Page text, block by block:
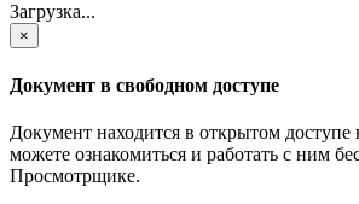
Загрузка...
×
Документ в свободном доступе
Документ находится в открытом
можете ознакомиться и работать с ним
Просмотрщике.